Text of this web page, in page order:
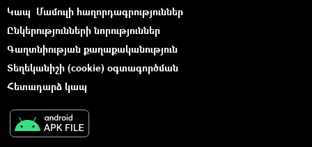
Կապ Մամուլի հաղորդագրություններ
Ընկերությունների նորություններ
Գաղտնիության քաղաքականություն
Տեղեկանիշի (cookie) օգտագործման
Հետադարձ կապ